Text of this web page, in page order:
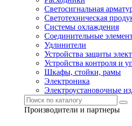
Светосигнальная
Светотехническая
Системы охлаждения
Соединительные
Удлинители
Устройства защиты
Устройства контроля и
Шкафы, стойки, рамы
Электроника
Электроустановочные
Производители и партнеры